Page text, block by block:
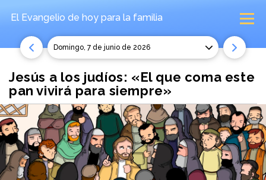
El Evangelio de hoy para la familia
domingo, 7 de junio de 2026
Jesús a los judíos: «El que coma este
pan vivirá para siempre»